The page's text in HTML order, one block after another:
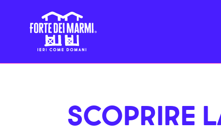
SCOPRIRE